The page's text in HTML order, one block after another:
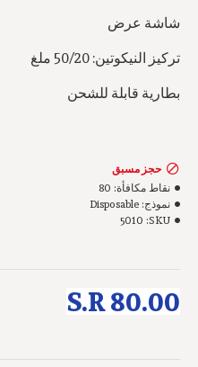
شاشة عرض
تركيز النيكوتين: 50/20 ملغ
بطارية قابلة للشحن
S.R 80.00
حجز مسبق
نقاط مكافأة: 80
نموذج: Disposable
SKU:
5010